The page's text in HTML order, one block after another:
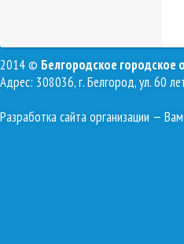
2014 © Белгородское
Адрес: 308036, г. Белгород, ул. 60
Разработка сайта организации —